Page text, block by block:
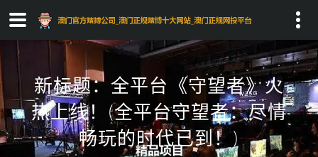
Search...
新标题：全平台《守望者》火
热上线！(全平台守望者：尽情
畅玩的时代已到！)